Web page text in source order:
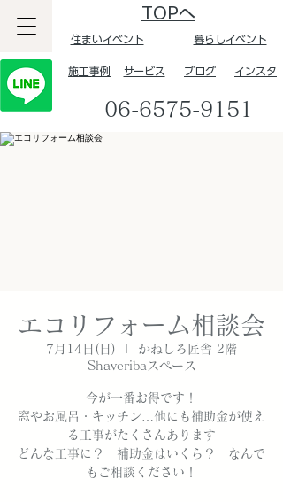
TOPへ
住まいイベント 暮らしイベント
​施工事例 サービス ブログ インスタ
06-6575-9151
エコリフォーム相談会
7月14日(日)
かねしろ匠舎 2階
Shaveribaスペース
今が一番お得です！
窓やお風呂・キッチン…他にも補助金が使え
る工事がたくさんあります
どんな工事に？ 補助金はいくら？ なんで
もご相談ください！